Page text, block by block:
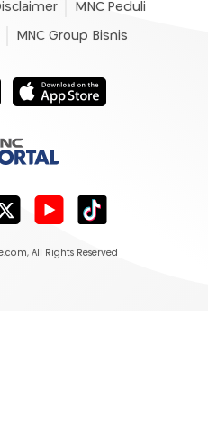
MNC Peduli
MNC Group Bisnis
, All Rights Reserved